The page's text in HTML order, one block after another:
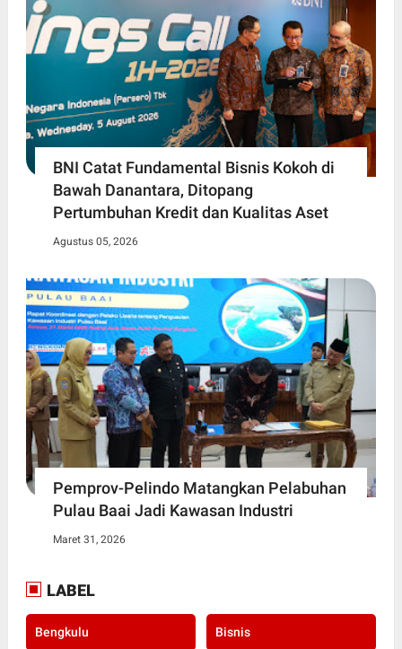
BNI Catat Fundamental Bisnis Kokoh di
Bawah Danantara, Ditopang
Pertumbuhan Kredit dan Kualitas Aset
Agustus 05, 2026
Pemprov-Pelindo Matangkan Pelabuhan
Pulau Baai Jadi Kawasan Industri
Maret 31, 2026
LABEL
Bengkulu Bisnis